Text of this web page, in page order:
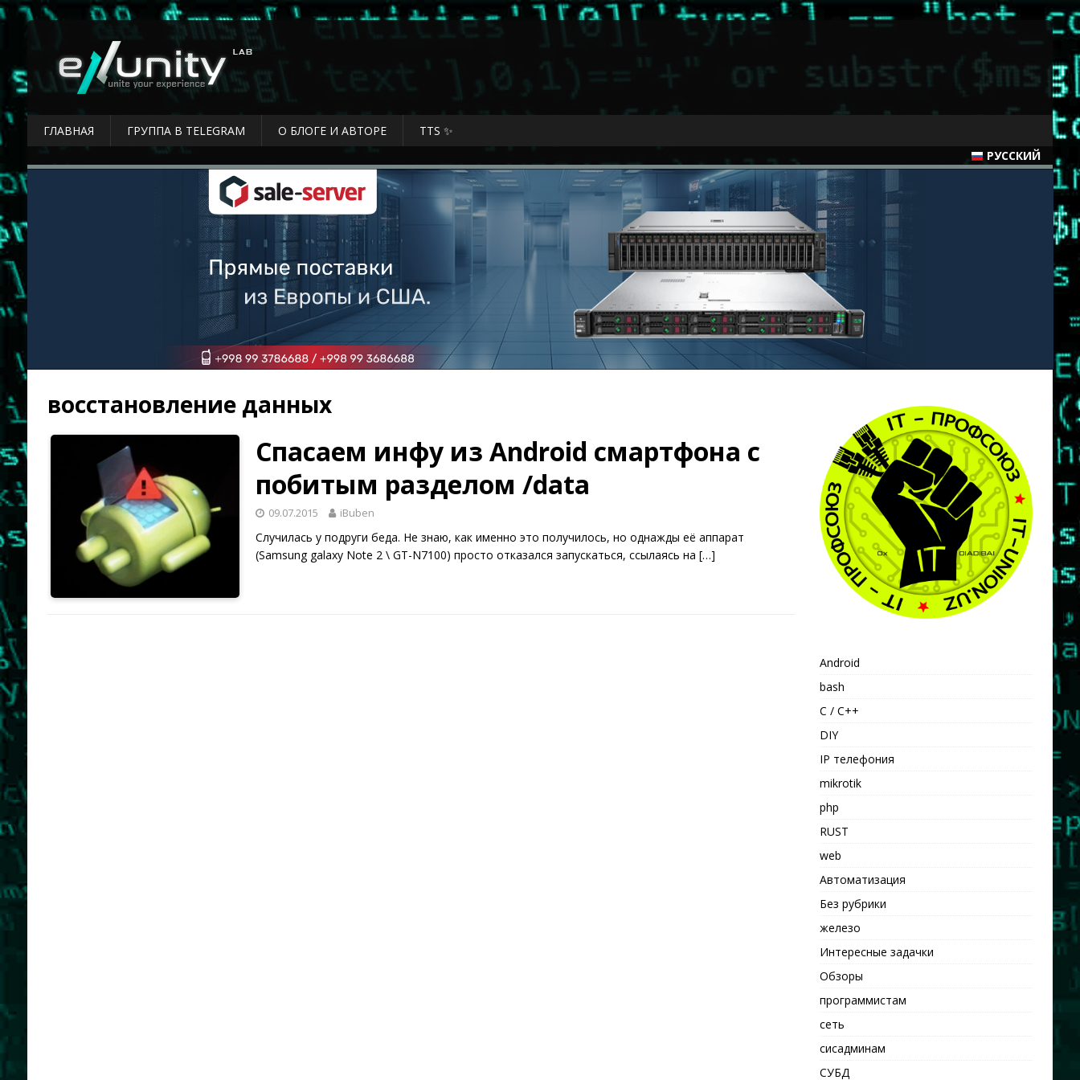
ГЛАВНАЯ ГРУППА В TELEGRAM О БЛОГЕ И АВТОРЕ
TTS ✨
РУССКИЙ
восстановление данных
Спасаем инфу из Android смартфона с
побитым разделом /data
09.07.2015 iBuben
Случилась у подруги беда. Не знаю, как именно это получилось, но однажды её аппарат
(Samsung galaxy Note 2 \ GT-N7100) просто отказался запускаться, ссылаясь на […]
Android
bash
C / C++
DIY
IP телефония
mikrotik
php
RUST
web
Автоматизация
Без рубрики
железо
Интересные задачки
Обзоры
программистам
сеть
сисадминам
СУБД